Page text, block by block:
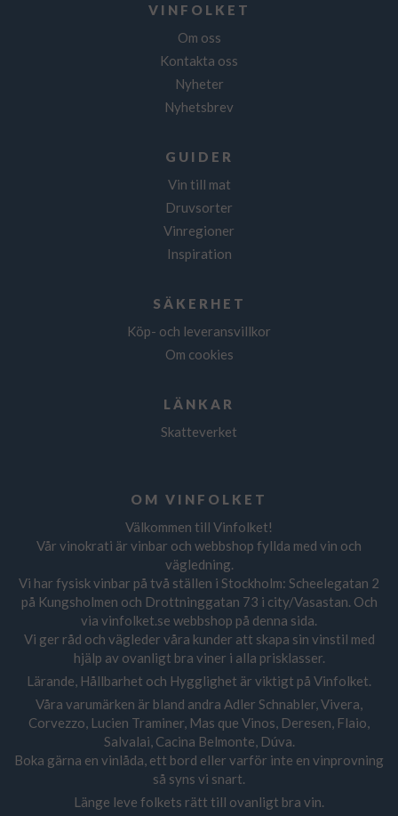
VINFOLKET
Om oss
Kontakta oss
Nyheter
Nyhetsbrev
GUIDER
Vin till mat
Druvsorter
Vinregioner
Inspiration
SÄKERHET
Köp- och leveransvillkor
Om cookies
LÄNKAR
Skatteverket
OM VINFOLKET
Välkommen till Vinfolket!
Vår vinokrati är vinbar och webbshop fyllda med vin och
vägledning.
Vi har fysisk vinbar på två ställen i Stockholm: Scheelegatan 2
på Kungsholmen och Drottninggatan 73 i city/Vasastan. Och
via vinfolket.se webbshop på denna sida.
Vi ger råd och vägleder våra kunder att skapa sin vinstil med
hjälp av ovanligt bra viner i alla prisklasser.
Lärande, Hållbarhet och Hygglighet är viktigt på Vinfolket.
Våra varumärken är bland andra Adler Schnabler, Vivera,
Corvezzo, Lucien Traminer, Mas que Vinos, Deresen, Flaio,
Salvalai, Cacina Belmonte, Dúva.
Boka gärna en vinlåda, ett bord eller varför inte en vinprovning
så syns vi snart.
Länge leve folkets rätt till ovanligt bra vin.